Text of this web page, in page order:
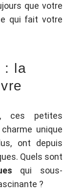
que votre
qui fait votre
: la
, ces petites
unique
ont depuis
Quels sont
qui sous-
?